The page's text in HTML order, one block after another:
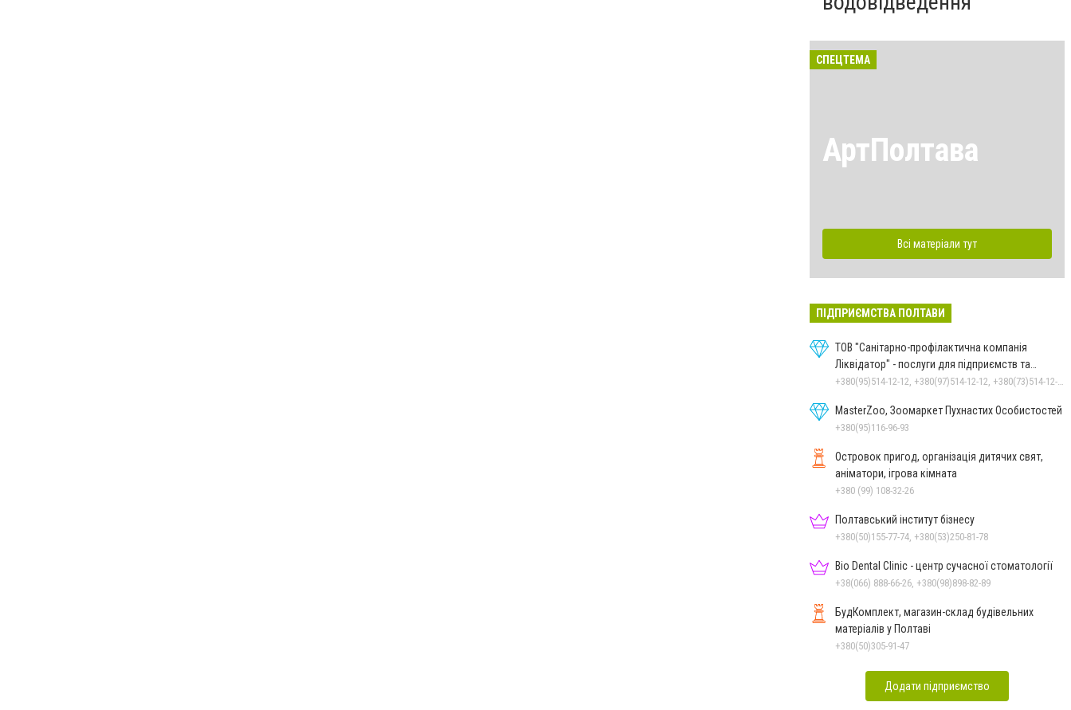
СПЕЦТЕМА
АртПолтава
Всі матеріали тут
ПІДПРИЄМСТВА ПОЛТАВИ
ТОВ "Санітарно-профілактична компанія
Ліквідатор" - послуги для підприємств та
населення
MasterZoo, Зоомаркет Пухнастих Особистостей
+380(95)116-96-93
Островок пригод, організація дитячих свят,
аніматори, ігрова кімната
+380 (99) 108-32-26
Полтавський інститут бізнесу
+380(50)155-77-74, +380(53)250-81-78
Bio Dental Clinic - центр сучасної стоматології
+38(066) 888-66-26, +380(98)898-82-89
БудКомплект, магазин-склад будівельних
матеріалів у Полтаві
+380(50)305-91-47
Додати підприємство